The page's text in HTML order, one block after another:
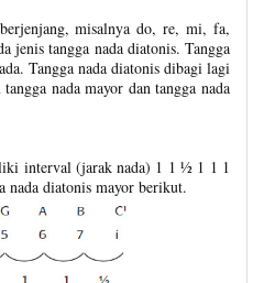
misalnya do, re, mi, fa,
jenis tangga nada diatonis. Tangga
Tangga nada diatonis dibagi lagi
nada mayor dan tangga nada
interval (jarak nada) 1 1 ½ 1 1 1
nada diatonis mayor berikut.